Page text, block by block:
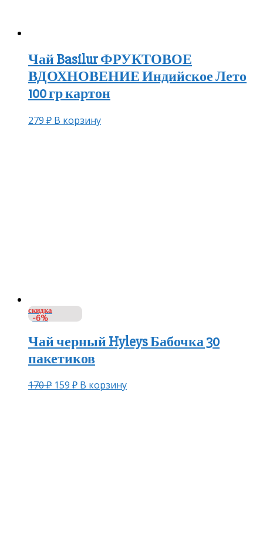
Чай Basilur ФРУКТОВОЕ
ВДОХНОВЕНИЕ Индийское Лето
100 гр картон
279 ₽ В корзину
скидка
-6%
Чай черный Hyleys Бабочка 30
пакетиков
170₽ 159 ₽ В корзину